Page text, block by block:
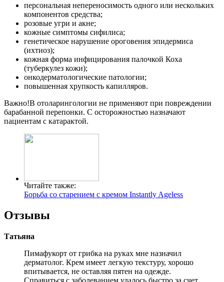
персональная непереносимость одного или нескольких
компонентов средства;
розовые угри и акне;
кожные симптомы сифилиса;
генетическое нарушение ороговения эпидермиса
(ихтиоз);
кожная форма инфицирования палочкой Коха
(туберкулез кожи);
онкодерматологические патологии;
повышенная хрупкость капилляров.
Важно!В отоларингологии не применяют при повреждении
барабанной перепонки. С осторожностью назначают
пациентам с катарактой.
Читайте также:
Борьба со старением с кремом Instantly Ageless
Отзывы
Татьяна
Пимафукорт от грибка на руках мне назначил
дерматолог. Крем имеет легкую текстуру, хорошо
впитывается, не оставляя пятен на одежде.